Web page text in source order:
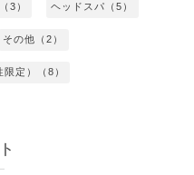
3） ヘッドスパ（5）
その他（2）
定）（8）